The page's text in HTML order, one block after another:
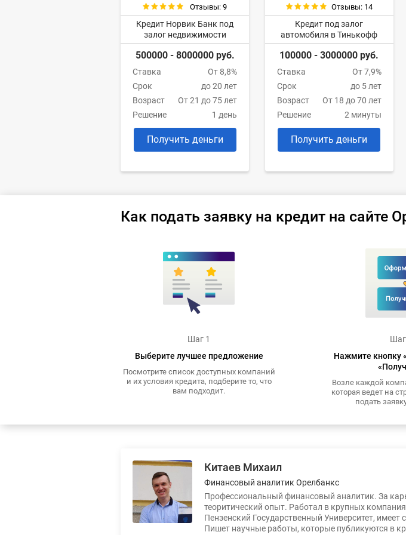
Отзывы: 9
Кредит Норвик Банк под
залог недвижимости
500000 - 8000000 руб.
Ставка
От 8,8%
Срок
до 20 лет
Возраст
От 21 до 75 лет
Решение
1 день
Получить деньги
Отзывы: 14
Кредит под залог
автомобиля в Тинькофф
100000 - 3000000 руб.
Ставка
От 7,9%
Срок
до 5 лет
Возраст
От 18 до 70 лет
Решение
2 минуты
Получить деньги
Как подать заявку на кредит на сайте
Шаг 1
Выберите лучшее предложение
Посмотрите список доступных компаний
и их условия кредита, подберите то, что
вам подходит.
Нажмите кнопку
Возле каждой
которая ведет на
подать
Китаев Михаил
Финансовый аналитик Орелбанкс
Профессиональный финансовый аналитик. За
теоритический опыт. Работал в крупных
Пензенский Государственный Университет,
Пишет научные работы, которые публикуются в